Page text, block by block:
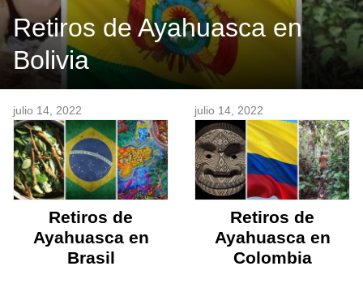
Retiros de Ayahuasca en
Bolivia
julio 14, 2022
Retiros de
Ayahuasca en
Brasil
julio 14, 2022
Retiros de
Ayahuasca en
Colombia